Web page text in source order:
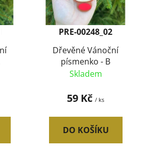
PRE-00248_02
Dřevěné Vánoční
písmenko - B
Skladem
59 Kč / ks
DO KOŠÍKU